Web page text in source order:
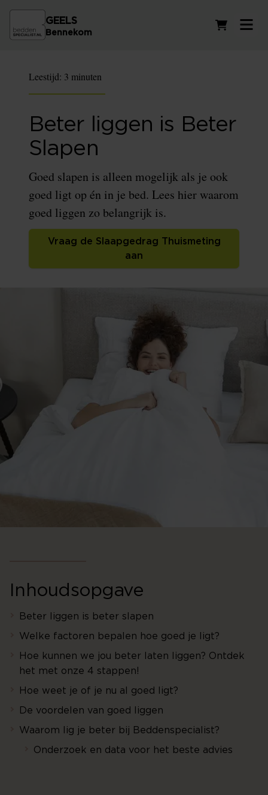
GEELS
Bennekom
Leestijd: 3 minuten
Beter liggen is Beter
Slapen
Goed slapen is alleen mogelijk als je ook
goed ligt op én in je bed. Lees hier waarom
goed liggen zo belangrijk is.
Vraag de Slaapgedrag Thuismeting
aan
Inhoudsopgave
Beter liggen is beter slapen
Welke factoren bepalen hoe goed je ligt?
Hoe kunnen we jou beter laten liggen? Ontdek
het met onze 4 stappen!
Hoe weet je of je nu al goed ligt?
De voordelen van goed liggen
Waarom lig je beter bij Beddenspecialist?
Onderzoek en data voor het beste advies